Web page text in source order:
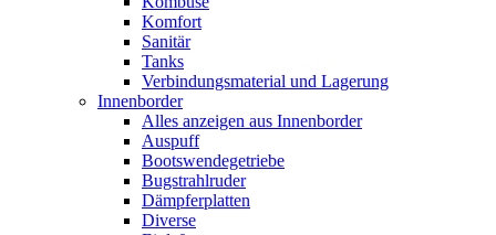
Komfort
Sanitär
Tanks
Verbindungsmaterial und Lagerung
Innenborder
Alles anzeigen aus Innenborder
Auspuff
Bootswendegetriebe
Bugstrahlruder
Dämpferplatten
Diverse